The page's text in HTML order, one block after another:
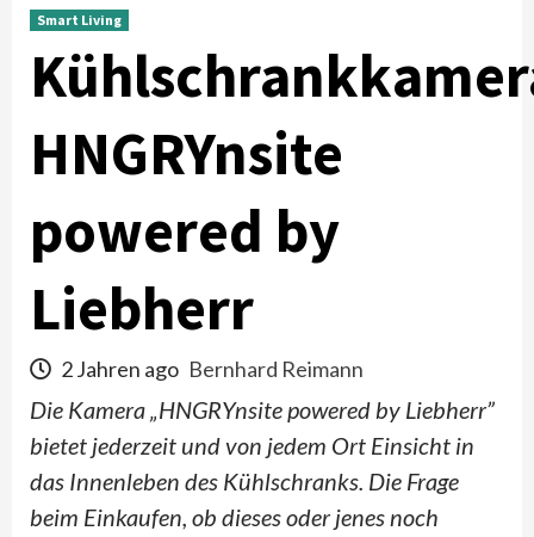
Smart Living
HNGRYnsite
powered by
Liebherr
2 Jahren ago Bernhard Reimann
Die Kamera „HNGRYnsite powered by Liebherr”
bietet jederzeit und von jedem Ort Einsicht in
das Innenleben des Kühlschranks. Die Frage
beim Einkaufen, ob dieses oder jenes noch